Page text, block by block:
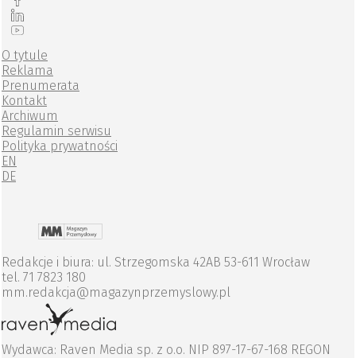
O tytule
Reklama
Prenumerata
Kontakt
Archiwum
Regulamin serwisu
Polityka prywatności
EN
DE
Redakcje i biura: ul. Strzegomska 42AB 53-611 Wrocław
tel. 71 7823 180
mm.redakcja@magazynprzemyslowy.pl
Wydawca: Raven Media sp. z o.o. NIP 897-17-67-168 REGON